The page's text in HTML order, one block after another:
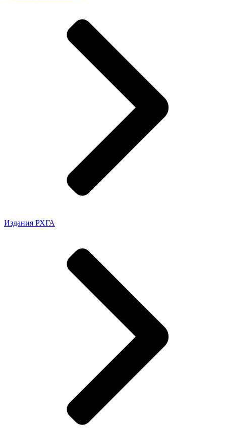
Издания РХГА